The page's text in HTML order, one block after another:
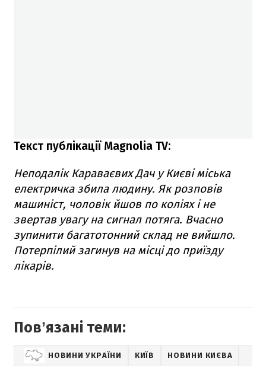
Текст публікації Magnolia TV:
Неподалік Караваєвих Дач у Києві міська
електричка збила людину. Як розповів
машиніст, чоловік йшов по коліях і не
звертав увагу на сигнал потяга. Вчасно
зупинити багатотонний склад не вийшло.
Потерпілий загинув на місці до приїзду
лікарів.
Повʼязані теми:
НОВИНИ УКРАЇНИ КИЇВ НОВИНИ КИЄВА